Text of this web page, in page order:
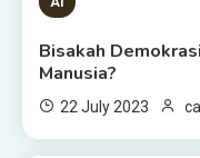
Bisakah
Manusia?
22 July 2023